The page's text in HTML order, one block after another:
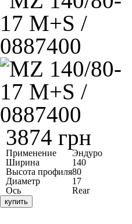
3874 грн
Применение
Эндуро
Ширина
140
Высота профиля80
Диаметр
17
Ось
Rear
купить